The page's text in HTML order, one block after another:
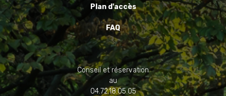
Plan d'accès
FAQ
Conseil et réservation
au
04.72.18.05.05